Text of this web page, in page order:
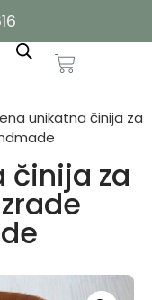
unikatna činija za
činija za